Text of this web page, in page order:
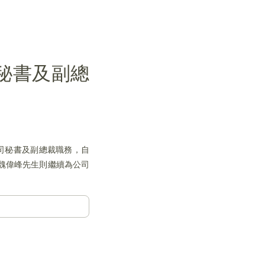
書及副總
秘書及副總裁職務，自
偉峰先生則繼續為公司